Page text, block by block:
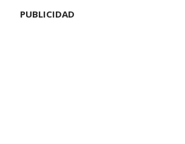
PUBLICIDAD